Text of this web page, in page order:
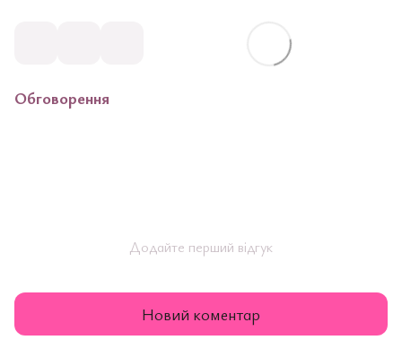
Обговорення
Додайте перший відгук
Новий коментар